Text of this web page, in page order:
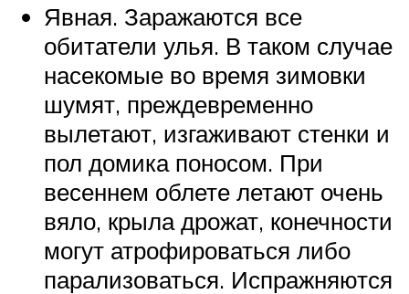
Явная. Заражаются все
обитатели улья. В таком случае
насекомые во время зимовки
шумят, преждевременно
вылетают, изгаживают стенки и
пол домика поносом. При
весеннем облете летают очень
вяло, крыла дрожат, конечности
могут атрофироваться либо
парализоваться. Испражняются